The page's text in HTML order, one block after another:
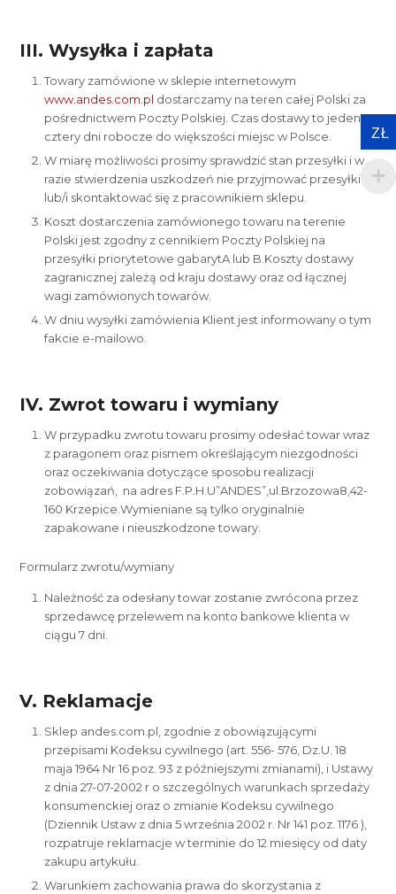
III. Wysyłka i zapłata
Towary zamówione w sklepie internetowym
www.andes.com.pl dostarczamy na teren całej Polski za
pośrednictwem Poczty Polskiej. Czas dostawy to jeden-
cztery dni robocze do większości miejsc w Polsce.
W miarę możliwości prosimy sprawdzić stan przesyłki i w
razie stwierdzenia uszkodzeń nie przyjmować przesyłki
lub/i skontaktować się z pracownikiem sklepu.
Koszt dostarczenia zamówionego towaru na terenie
Polski jest zgodny z cennikiem Poczty Polskiej na
przesyłki priorytetowe gabarytA lub B.Koszty dostawy
zagranicznej zależą od kraju dostawy oraz od łącznej
wagi zamówionych towarów.
W dniu wysyłki zamówienia Klient jest informowany o tym
fakcie e-mailowo.
IV. Zwrot towaru i wymiany
W przypadku zwrotu towaru prosimy odesłać towar wraz
z paragonem oraz pismem określającym niezgodności
oraz oczekiwania dotyczące sposobu realizacji
zobowiązań, na adres F.P.H.U”ANDES”,ul.Brzozowa8,42-
160 Krzepice.Wymieniane są tylko oryginalnie
zapakowane i nieuszkodzone towary.
Formularz zwrotu/wymiany
Należność za odesłany towar zostanie zwrócona przez
sprzedawcę przelewem na konto bankowe klienta w
ciągu 7 dni.
V. Reklamacje
Sklep andes.com.pl, zgodnie z obowiązującymi
przepisami Kodeksu cywilnego (art. 556- 576, Dz.U. 18
maja 1964 Nr 16 poz. 93 z późniejszymi zmianami), i Ustawy
z dnia 27-07-2002 r o szczególnych warunkach sprzedaży
konsumenckiej oraz o zmianie Kodeksu cywilnego
(Dziennik Ustaw z dnia 5 września 2002 r. Nr 141 poz. 1176 ),
rozpatruje reklamacje w terminie do 12 miesięcy od daty
zakupu artykułu.
Warunkiem zachowania prawa do skorzystania z
ZŁ